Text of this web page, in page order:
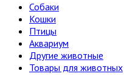
Собаки
Кошки
Птицы
Аквариум
Другие животные
Товары для животных